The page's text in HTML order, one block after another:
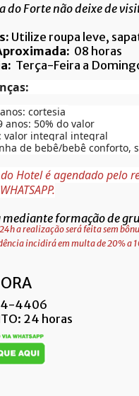
do Forte não deixe de
Utilize roupa leve,
08 horas
Terça-Feira a
cortesia
anos: 50% do valor
valor integral integral
de bebê/bebê conforto,
Hotel é agendado pelo
mediante formação de
a realização será feita sem
incidirá em multa de 20% a
4406
24 horas